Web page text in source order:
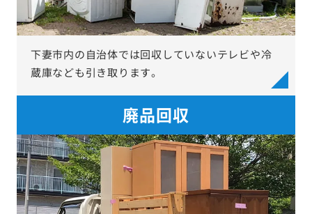
下妻市内の自治体では回収していないテレビや冷
蔵庫なども引き取ります。
廃品回収